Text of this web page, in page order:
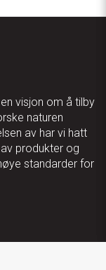
visjon om å tilby
naturen
av har vi hatt
produkter og
standarder for